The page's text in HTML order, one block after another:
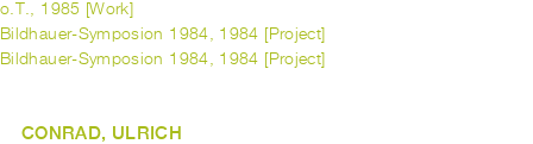
o.T., 1985 [Work]
Bildhauer-Symposion 1984, 1984 [Project]
Bildhauer-Symposion 1984, 1984 [Project]
CONRAD, ULRICH